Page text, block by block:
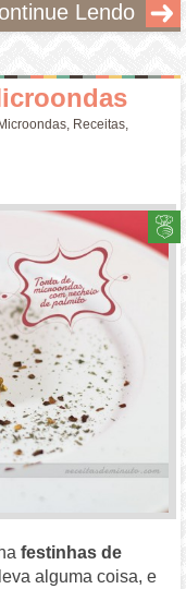
Lendo
, Receitas,
festinhas de
alguma coisa, e